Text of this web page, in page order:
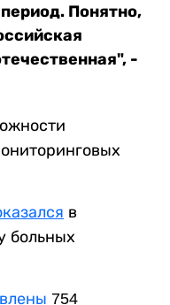
Понятно,
-
в
больных
754